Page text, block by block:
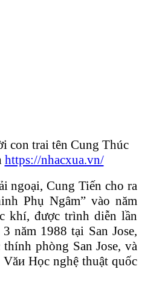
con trai tên Cung Thúc
https://nhacxua.vn/
ngoại, Cung Tiến cho ra
Phụ Ngâm” vào năm
khí, được trình diễn lần
năm 1988 tại San Jose,
phòng San Jose, và
Học nghệ thuật quốc